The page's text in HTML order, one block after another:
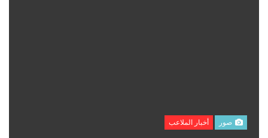
صور أخبار الملاعب